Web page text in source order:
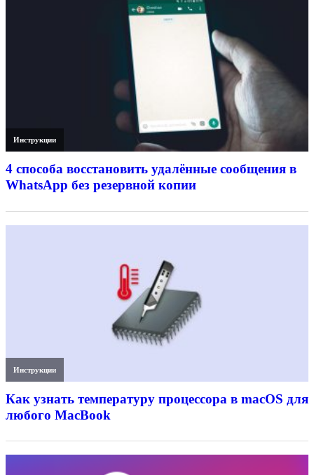
Инструкции
4 способа восстановить удалённые сообщения в
WhatsApp без резервной копии
Инструкции
Как узнать температуру процессора в macOS для
любого MacBook